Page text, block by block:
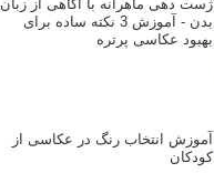
ژست دهی ماهرانه با آگاهی از زبان
بدن - آموزش 3 نکته ساده برای
بهبود عکاسی پرتره
آموزش انتخاب رنگ در عکاسی از
کودکان